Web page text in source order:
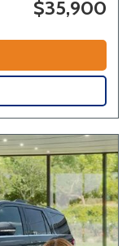
$35,900